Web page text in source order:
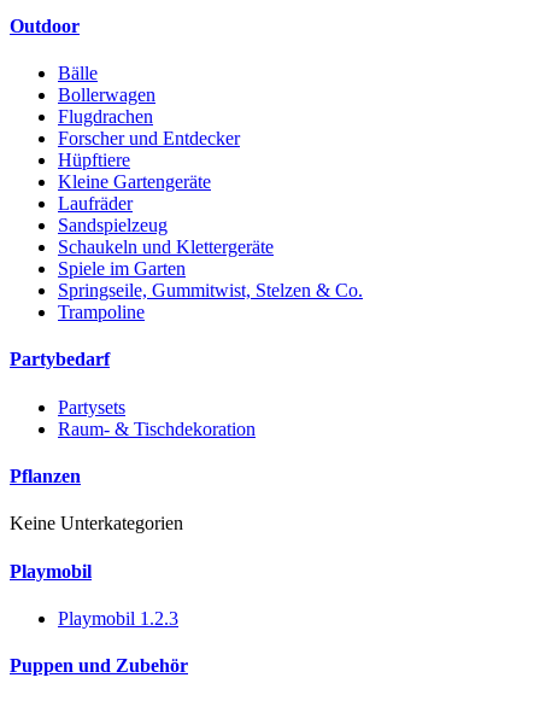
Outdoor
Bälle
Bollerwagen
Flugdrachen
Forscher und Entdecker
Hüpftiere
Kleine Gartengeräte
Laufräder
Sandspielzeug
Schaukeln und Klettergeräte
Spiele im Garten
Springseile, Gummitwist, Stelzen & Co.
Trampoline
Partybedarf
Partysets
Raum- & Tischdekoration
Pflanzen
Keine Unterkategorien
Playmobil
Playmobil 1.2.3
Puppen und Zubehör